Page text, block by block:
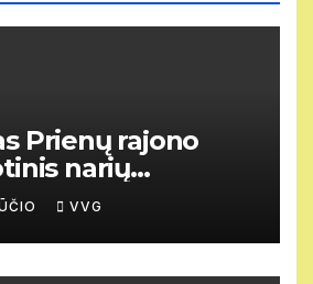
Prienų rajono
narių
VVG